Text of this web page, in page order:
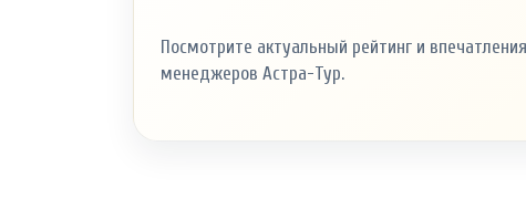
Посмотрите актуальный рейтинг и
менеджеров Астра-Тур.